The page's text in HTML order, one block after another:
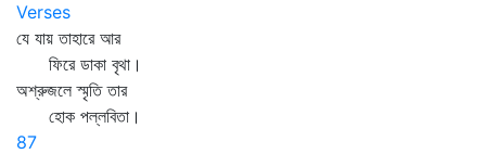
Verses
যে যায় তাহারে আর
ফিরে ডাকা বৃথা।
অশ্রুজলে স্মৃতি তার
হোক পল্লবিতা।
87